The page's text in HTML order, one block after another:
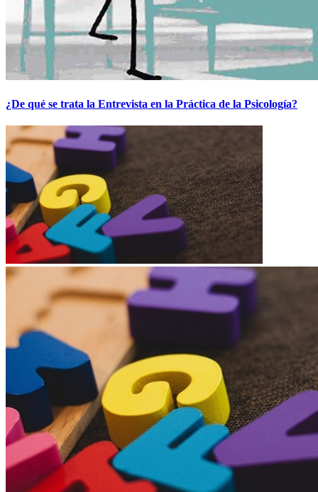
¿De qué se trata la Entrevista en la Práctica de la Psicología?